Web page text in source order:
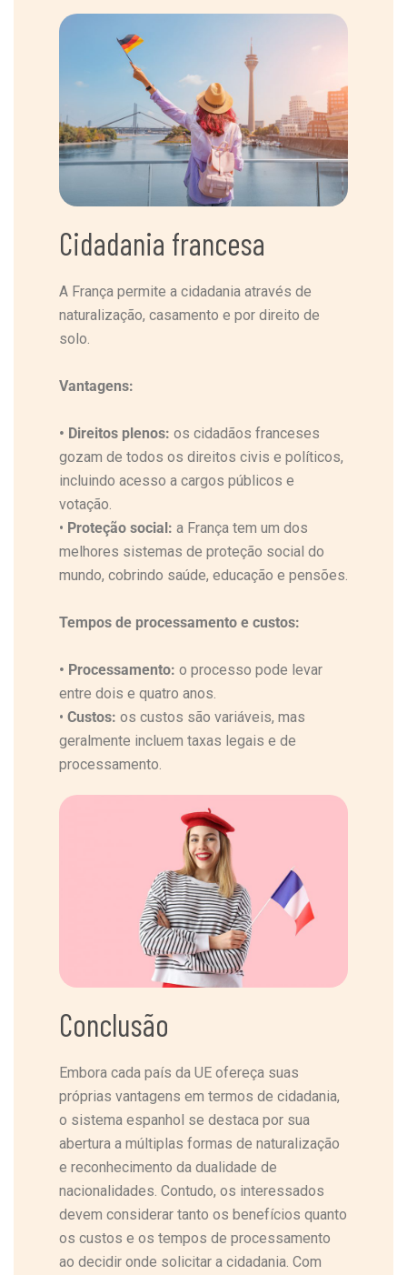
Cidadania francesa
A França permite a cidadania através de
naturalização, casamento e por direito de
solo.
Vantagens:
• Direitos plenos: os cidadãos franceses
gozam de todos os direitos civis e políticos,
incluindo acesso a cargos públicos e
votação.
• Proteção social: a França tem um dos
melhores sistemas de proteção social do
mundo, cobrindo saúde, educação e pensões.
Tempos de processamento e custos:
• Processamento: o processo pode levar
entre dois e quatro anos.
• Custos: os custos são variáveis, mas
geralmente incluem taxas legais e de
processamento.
Conclusão
Embora cada país da UE ofereça suas
próprias vantagens em termos de cidadania,
o sistema espanhol se destaca por sua
abertura a múltiplas formas de naturalização
e reconhecimento da dualidade de
nacionalidades. Contudo, os interessados
devem considerar tanto os benefícios quanto
os custos e os tempos de processamento
ao decidir onde solicitar a cidadania. Com